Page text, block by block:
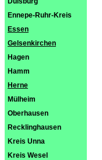
Ennepe-Ruhr-Kreis
Essen
Gelsenkirchen
Hagen
Hamm
Herne
Mülheim
Oberhausen
Recklinghausen
Kreis Unna
Kreis Wesel